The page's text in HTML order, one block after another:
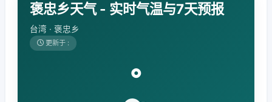
褒忠乡天气 - 实时气温与7天预报
台湾 · 褒忠乡
更新于 :
°